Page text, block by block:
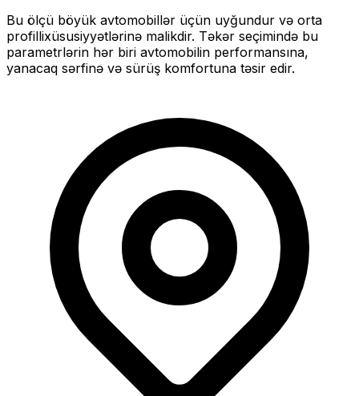
Bu ölçü böyük avtomobillər üçün uyğundur və orta
profillixüsusiyyətlərinə malikdir. Təkər seçimində bu
parametrlərin hər biri avtomobilin performansına,
yanacaq sərfinə və sürüş komfortuna təsir edir.